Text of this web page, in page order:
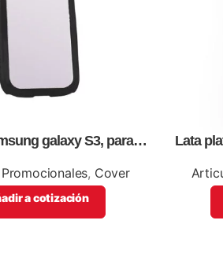
galaxy S3, para
, Cover
a cotización
Lata